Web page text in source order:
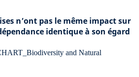
n’ont pas le même impact sur
identique à son égard